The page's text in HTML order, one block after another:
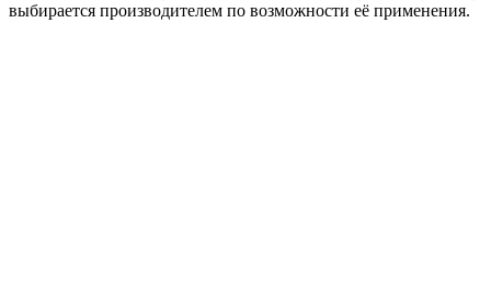
выбирается производителем по возможности её применения.